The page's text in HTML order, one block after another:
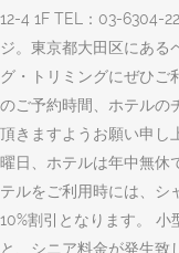
12-4 1F TEL：03-6304-
ジ。東京都大田区にある
グ・トリミングにぜひご
のご予約時間、ホテルの
頂きますようお願い申し
曜日、ホテルは年中無休
テルをご利用時には、シ
10%割引となります。 小
と、シニア料金が発生致